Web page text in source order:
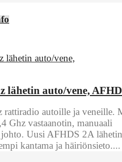
lähetin auto/vene,
rattiradio autoille ja veneille.
Ghz vastaanotin, manuaali
Uusi AFHDS 2A
kantama ja häiriönsieto....